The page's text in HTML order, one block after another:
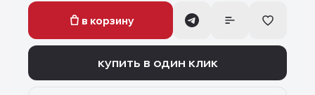
в корзину
купить в один клик